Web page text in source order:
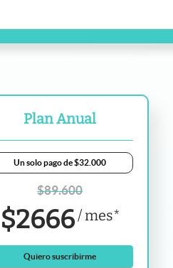
Plan Anual
Un solo pago de $32.000
$89.600
$2666/mes*
Quiero suscribirme